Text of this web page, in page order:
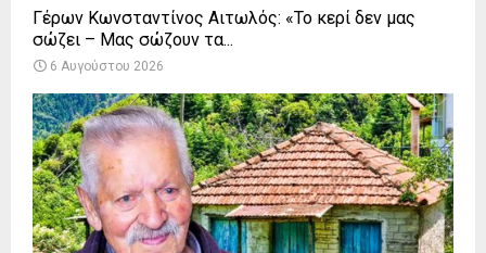
Γέρων Κωνσταντίνος Αιτωλός: «Το κερί δεν μας
σώζει – Μας σώζουν τα...
6 Αυγούστου 2026